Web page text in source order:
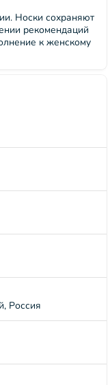
Носки сохраняют
рекомендаций
к женскому
Россия